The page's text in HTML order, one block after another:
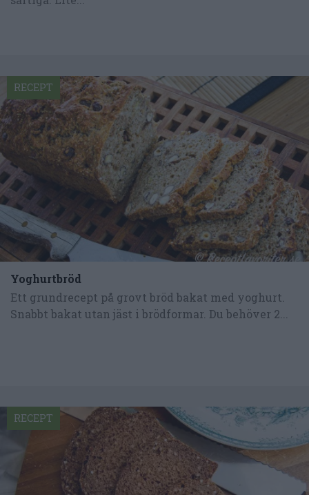
Yoghurtbröd
Ett grundrecept på grovt bröd bakat med yoghurt.
Snabbt bakat utan jäst i brödformar. Du behöver 2...
RECEPT
RECEPT